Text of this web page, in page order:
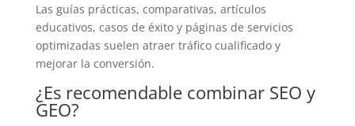
Las guías prácticas, comparativas, artículos
educativos, casos de éxito y páginas de servicios
optimizadas suelen atraer tráfico cualificado y
mejorar la conversión.
¿Es recomendable combinar SEO y
GEO?